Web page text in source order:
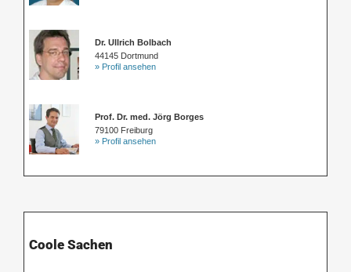
Dr. Ullrich Bolbach
44145 Dortmund
» Profil ansehen
Prof. Dr. med. Jörg Borges
79100 Freiburg
» Profil ansehen
Coole Sachen